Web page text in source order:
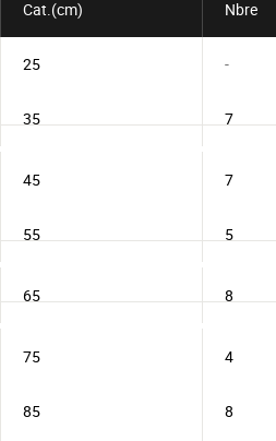
Cat.(cm) Nbre
25 -
35 7
45 7
55 5
65 8
75 4
85 8